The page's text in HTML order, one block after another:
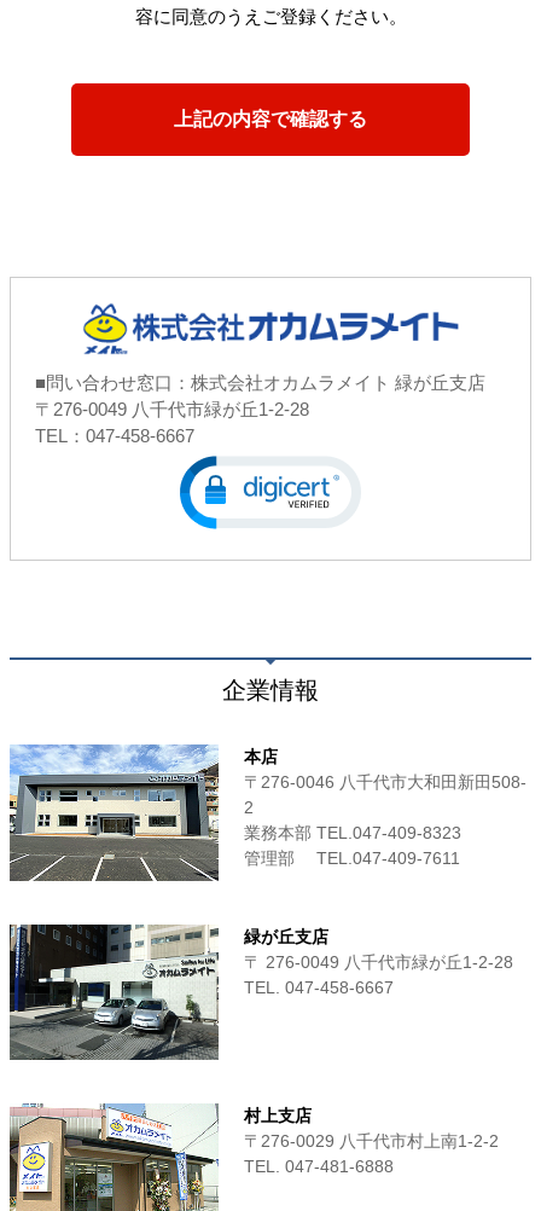
容に同意のうえご登録ください。
■問い合わせ窓口：株式会社オカムラメイト 緑が丘支店
〒276-0049 八千代市緑が丘1-2-28
TEL：047-458-6667
企業情報
本店
〒276-0046 八千代市大和田新田508-
2
業務本部 TEL.047-409-8323
管理部 TEL.047-409-7611
緑が丘支店
〒 276-0049 八千代市緑が丘1-2-28
TEL. 047-458-6667
村上支店
〒276-0029 八千代市村上南1-2-2
TEL. 047-481-6888